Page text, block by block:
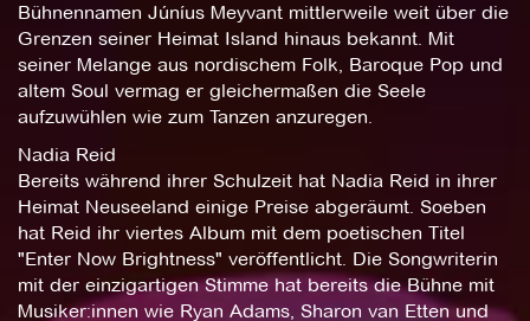
Bühnennamen Júníus Meyvant mittlerweile weit über die
Grenzen seiner Heimat Island hinaus bekannt. Mit
seiner Melange aus nordischem Folk, Baroque Pop und
altem Soul vermag er gleichermaßen die Seele
aufzuwühlen wie zum Tanzen anzuregen.
Nadia Reid
Bereits während ihrer Schulzeit hat Nadia Reid in ihrer
Heimat Neuseeland einige Preise abgeräumt. Soeben
hat Reid ihr viertes Album mit dem poetischen Titel
"Enter Now Brightness" veröffentlicht. Die Songwriterin
mit der einzigartigen Stimme hat bereits die Bühne mit
Musiker:innen wie Ryan Adams, Sharon van Etten und